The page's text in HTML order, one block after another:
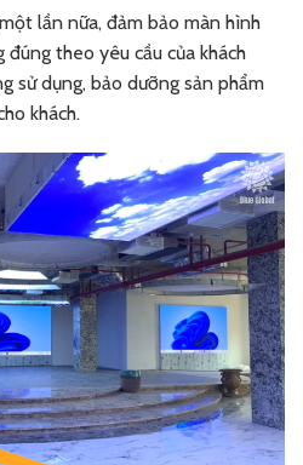
lần nữa, đảm bảo màn hình
theo yêu cầu của khách
sử dụng, bảo dưỡng sản phẩm
khách.